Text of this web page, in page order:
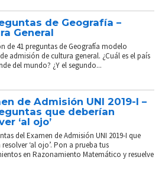
de Geografía –
General
de 41 preguntas de Geografía modelo
admisión de cultura general. ¿Cuál es el país
del mundo? ¿Y el segundo...
de Admisión UNI 2019-I –
que deberían
‘al ojo’
del Examen de Admisión UNI 2019-I que
‘al ojo’. Pon a prueba tus
en Razonamiento Matemático y resuelve